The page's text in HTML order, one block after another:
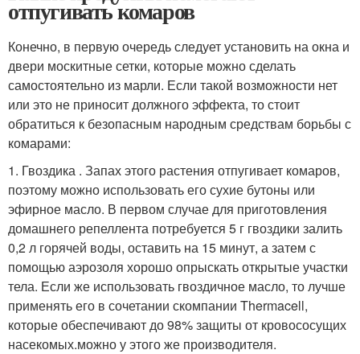
отпугивать комаров
Конечно, в первую очередь следует установить на окна и
двери москитные сетки, которые можно сделать
самостоятельно из марли. Если такой возможности нет
или это не приносит должного эффекта, то стоит
обратиться к безопасным народным средствам борьбы с
комарами:
1. Гвоздика . Запах этого растения отпугивает комаров,
поэтому можно использовать его сухие бутоны или
эфирное масло. В первом случае для приготовления
домашнего репеллента потребуется 5 г гвоздики залить
0,2 л горячей воды, оставить на 15 минут, а затем с
помощью аэрозоля хорошо опрыскать открытые участки
тела. Если же использовать гвоздичное масло, то лучше
применять его в сочетании скомпании Thermacell,
которые обеспечивают до 98% защиты от кровососущих
насекомых.можно у этого же производителя.